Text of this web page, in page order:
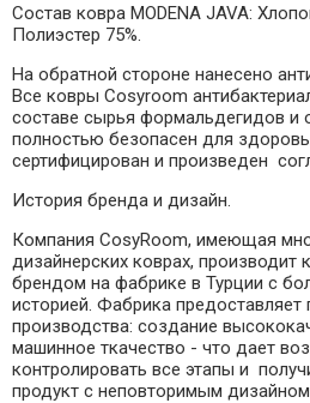
Состав ковра MODENA JAVA:
Полиэстер 75%
На обратной стороне нанесено
Все ковры Cosyroom
составе сырья формальдегидов и
полностью безопасен для
сертифицирован и произведен
История бренда и дизайн.
Компания СosyRoom, имеющая
дизайнерских коврах,
брендом на фабрике в Турции с
историей. Фабрика предоставляет
производства: создание
машинное ткачество - что дает
контролировать все этапы и
продукт с неповторимым дизайном.